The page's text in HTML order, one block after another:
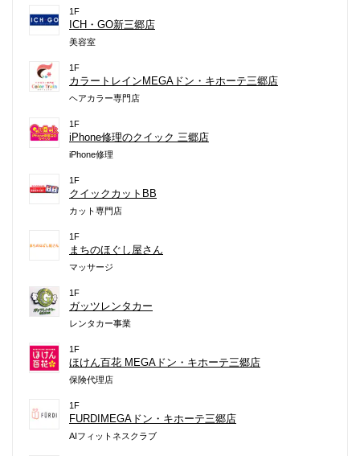
1F
ICH・GO新三郷店
美容室
1F
カラートレインMEGAドン・キホーテ三郷店
ヘアカラー専門店
1F
iPhone修理のクイック 三郷店
iPhone修理
1F
クイックカットBB
カット専門店
1F
まちのほぐし屋さん
マッサージ
1F
ガッツレンタカー
レンタカー事業
1F
ほけん百花 MEGAドン・キホーテ三郷店
保険代理店
1F
FURDIMEGAドン・キホーテ三郷店
AIフィットネスクラブ